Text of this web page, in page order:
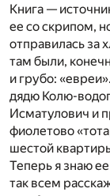
Книга —
ее со скрипом,
отправилась за
там были,
и грубо:
дядю Колю-
Исматулович и
фиолетово
шестой
Теперь я знаю
так всем